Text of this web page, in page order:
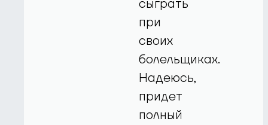
сыграть
при
своих
болельщиках.
Надеюсь,
придет
полный